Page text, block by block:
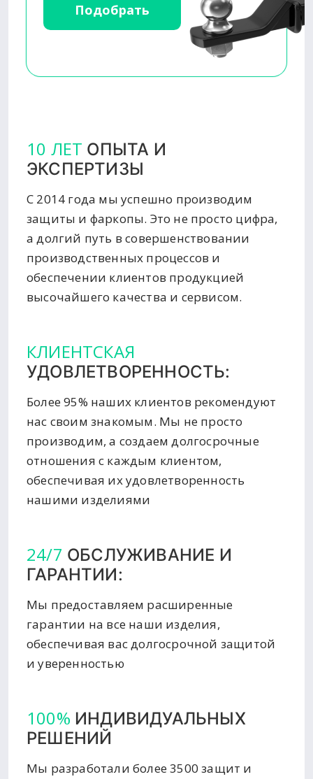
Подобрать
10 ЛЕТ ОПЫТА И
ЭКСПЕРТИЗЫ
С 2014 года мы успешно производим
защиты и фаркопы. Это не просто цифра,
а долгий путь в совершенствовании
производственных процессов и
обеспечении клиентов продукцией
высочайшего качества и сервисом.
КЛИЕНТСКАЯ
УДОВЛЕТВОРЕННОСТЬ:
Более 95% наших клиентов рекомендуют
нас своим знакомым. Мы не просто
производим, а создаем долгосрочные
отношения с каждым клиентом,
обеспечивая их удовлетворенность
нашими изделиями
24/7 ОБСЛУЖИВАНИЕ И
ГАРАНТИИ:
Мы предоставляем расширенные
гарантии на все наши изделия,
обеспечивая вас долгосрочной защитой
и уверенностью
100% ИНДИВИДУАЛЬНЫХ
РЕШЕНИЙ
Мы разработали более 3500 защит и